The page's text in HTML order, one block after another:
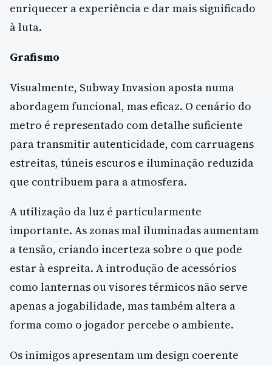
enriquecer a experiência e dar mais significado
à luta.
Grafismo
Visualmente, Subway Invasion aposta numa
abordagem funcional, mas eficaz. O cenário do
metro é representado com detalhe suficiente
para transmitir autenticidade, com carruagens
estreitas, túneis escuros e iluminação reduzida
que contribuem para a atmosfera.
A utilização da luz é particularmente
importante. As zonas mal iluminadas aumentam
a tensão, criando incerteza sobre o que pode
estar à espreita. A introdução de acessórios
como lanternas ou visores térmicos não serve
apenas a jogabilidade, mas também altera a
forma como o jogador percebe o ambiente.
Os inimigos apresentam um design coerente